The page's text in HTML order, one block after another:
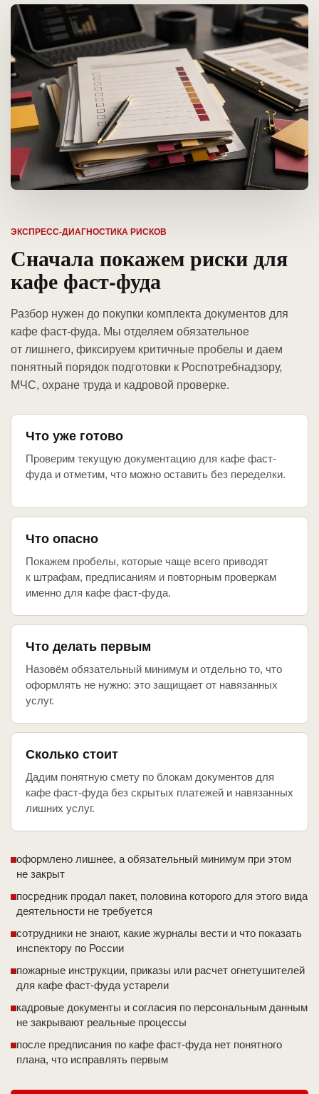
ЭКСПРЕСС-ДИАГНОСТИКА РИСКОВ
Сначала покажем риски для
кафе фаст-фуда
Разбор нужен до покупки комплекта документов для
кафе фаст-фуда. Мы отделяем обязательное
от лишнего, фиксируем критичные пробелы и даем
понятный порядок подготовки к Роспотребнадзору,
МЧС, охране труда и кадровой проверке.
Что уже готово
Проверим текущую документацию для кафе фаст-
фуда и отметим, что можно оставить без переделки.
Что опасно
Покажем пробелы, которые чаще всего приводят
к штрафам, предписаниям и повторным проверкам
именно для кафе фаст-фуда.
Что делать первым
Назовём обязательный минимум и отдельно то, что
оформлять не нужно: это защищает от навязанных
услуг.
Сколько стоит
Дадим понятную смету по блокам документов для
кафе фаст-фуда без скрытых платежей и навязанных
лишних услуг.
оформлено лишнее, а обязательный минимум при этом
не закрыт
посредник продал пакет, половина которого для этого вида
деятельности не требуется
сотрудники не знают, какие журналы вести и что показать
инспектору по России
пожарные инструкции, приказы или расчет огнетушителей
для кафе фаст-фуда устарели
кадровые документы и согласия по персональным данным
не закрывают реальные процессы
после предписания по кафе фаст-фуда нет понятного
плана, что исправлять первым